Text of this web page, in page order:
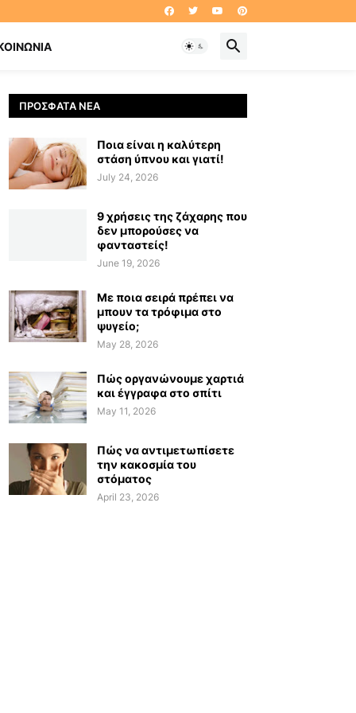
ΠΡΌΣΦΑΤΑ ΝΈΑ
Ποια είναι η καλύτερη
στάση ύπνου και γιατί!
July 24, 2026
9 χρήσεις της ζάχαρης που
δεν μπορούσες να
φανταστείς!
June 19, 2026
Με ποια σειρά πρέπει να
μπουν τα τρόφιμα στο
ψυγείο;
May 28, 2026
Πώς οργανώνουμε χαρτιά
και έγγραφα στο σπίτι
May 11, 2026
Πώς να αντιμετωπίσετε
την κακοσμία του
στόματος
April 23, 2026